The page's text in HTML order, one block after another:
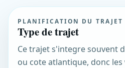
PLANIFICATION DU TRAJET
Type de trajet
Ce trajet s'integre souvent
ou cote atlantique, donc les